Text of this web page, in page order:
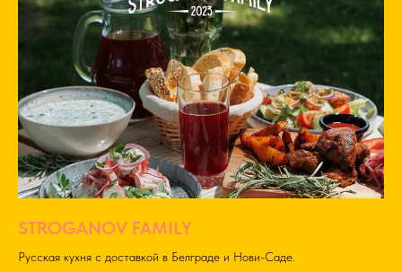
STROGANOV FAMILY
Русская кухня с доставкой в Белграде и Нови-Саде.